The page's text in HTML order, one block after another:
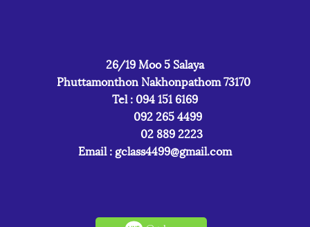
26/19 Moo 5 Salaya
Phuttamonthon Nakhonpathom 73170
Tel : 094 151 6169
092 265 4499
02 889 2223
Email : gclass4499@gmail.com